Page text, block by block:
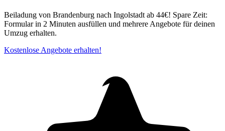
Beiladung von Brandenburg nach Ingolstadt ab 44€! Spare Zeit:
Formular in 2 Minuten ausfüllen und mehrere Angebote für deinen
Umzug erhalten.
Kostenlose Angebote erhalten!